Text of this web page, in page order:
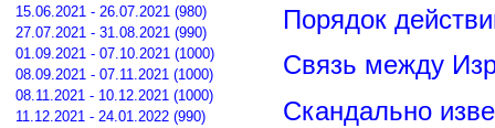
15.06.2021 - 26.07.2021 (980)
27.07.2021 - 31.08.2021 (990)
01.09.2021 - 07.10.2021 (1000)
08.09.2021 - 07.11.2021 (1000)
08.11.2021 - 10.12.2021 (1000)
11.12.2021 - 24.01.2022 (990)
Порядок
Связь между
Скандально